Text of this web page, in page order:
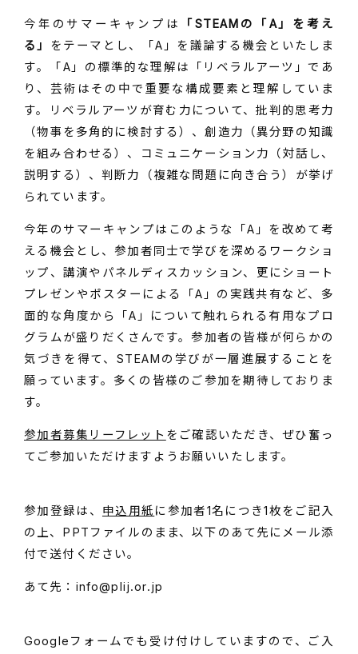
今年のサマーキャンプは
「STEAMの「A」を考え
る」 をテーマとし、「A」を議論する機会といたしま
す。「A」の標準的な理解は「リベラルアーツ」であ
り、芸術はその中で重要な構成要素と理解していま
す。リベラルアーツが育む力について、批判的思考力
（物事を多角的に検討する）、創造力（異分野の知識
を組み合わせる）、コミュニケーション力（対話し、
説明する）、判断力（複雑な問題に向き合う）が挙げ
られています。
今年のサマーキャンプはこのような「A」を改めて考
える機会とし、参加者同士で学びを深めるワークショ
ップ、講演やパネルディスカッション、更にショート
プレゼンやポスターによる「A」の実践共有など、多
面的な角度から「A」について触れられる有用なプロ
グラムが盛りだくさんです。参加者の皆様が何らかの
気づきを得て、STEAMの学びが一層進展することを
願っています。多くの皆様のご参加を期待しておりま
す。
参加者募集リーフレット をご確認いただき、ぜひ奮っ
てご参加いただけますようお願いいたします。
参加登録は、 申込用紙 に参加者1名につき1枚をご記入
の上、PPTファイルのまま、以下のあて先にメール添
付で送付ください。
あて先：info@plij.or.jp
Googleフォームでも受け付けしていますので、ご入